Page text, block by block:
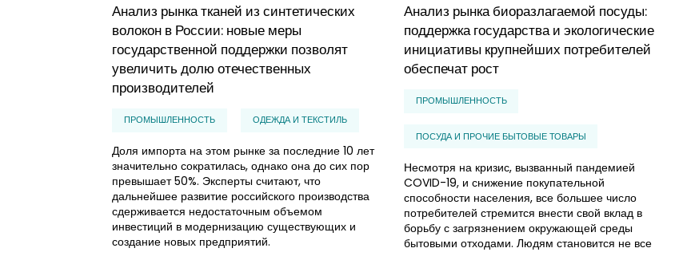
Анализ рынка тканей из синтетических
волокон в России: новые меры
государственной поддержки позволят
увеличить долю отечественных
производителей
ПРОМЫШЛЕННОСТЬ ОДЕЖДА И ТЕКСТИЛЬ
Доля импорта на этом рынке за последние 10 лет
значительно сократилась, однако она до сих пор
превышает 50%. Эксперты считают, что
дальнейшее развитие российского производства
сдерживается недостаточным объемом
инвестиций в модернизацию существующих и
создание новых предприятий.
Анализ рынка биоразлагаемой посуды:
поддержка государства и экологические
инициативы крупнейших потребителей
обеспечат рост
ПРОМЫШЛЕННОСТЬ
ПОСУДА И ПРОЧИЕ БЫТОВЫЕ ТОВАРЫ
Несмотря на кризис, вызванный пандемией
COVID-19, и снижение покупательной
способности населения, все большее число
потребителей стремится внести свой вклад в
борьбу с загрязнением окружающей среды
бытовыми отходами. Людям становится не все